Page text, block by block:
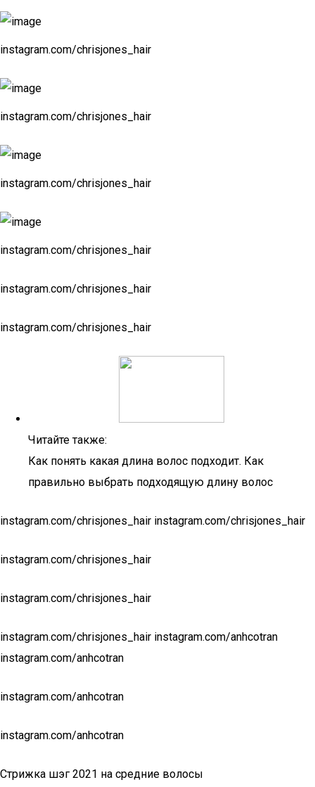
instagram.com/chrisjones_hair
instagram.com/chrisjones_hair
instagram.com/chrisjones_hair
instagram.com/chrisjones_hair
instagram.com/chrisjones_hair
instagram.com/chrisjones_hair
Читайте также:
Как понять какая длина волос подходит. Как
правильно выбрать подходящую длину волос
instagram.com/chrisjones_hair instagram.com/chrisjones_hair
instagram.com/chrisjones_hair
instagram.com/chrisjones_hair
instagram.com/chrisjones_hair instagram.com/anhcotran
instagram.com/anhcotran
instagram.com/anhcotran
instagram.com/anhcotran
Стрижка шэг 2021 на средние волосы